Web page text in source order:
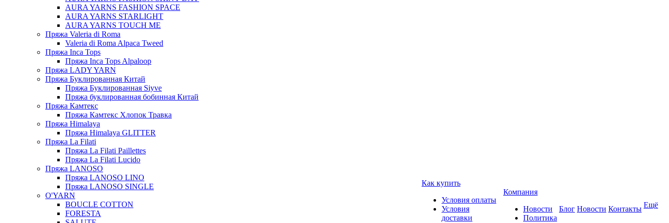
AURA YARNS FASHION SPACE
AURA YARNS STARLIGHT
AURA YARNS TOUCH ME
Пряжа Valeria di Roma
Valeria di Roma Alpaca Tweed
Пряжа Inca Tops
Пряжа Inca Tops Alpaloop
Пряжа LADY YARN
Пряжа Буклированная Китай
Пряжа Буклированная Siyve
Пряжа буклированная бобинная Китай
Пряжа Камтекс
Пряжа Камтекс Хлопок Травка
Пряжа Himalaya
Пряжа Himalaya GLITTER
Пряжа La Filati
Пряжа La Filati Paillettes
Пряжа La Filati Lucido
Пряжа LANOSO
Пряжа LANOSO LINO
Пряжа LANOSO SINGLE
O'YARN
BOUCLE COTTON
FORESTA
Как купить
Условия оплаты
Условия
доставки
Компания
Новости
Политика
Блог Новости Контакты Ещё